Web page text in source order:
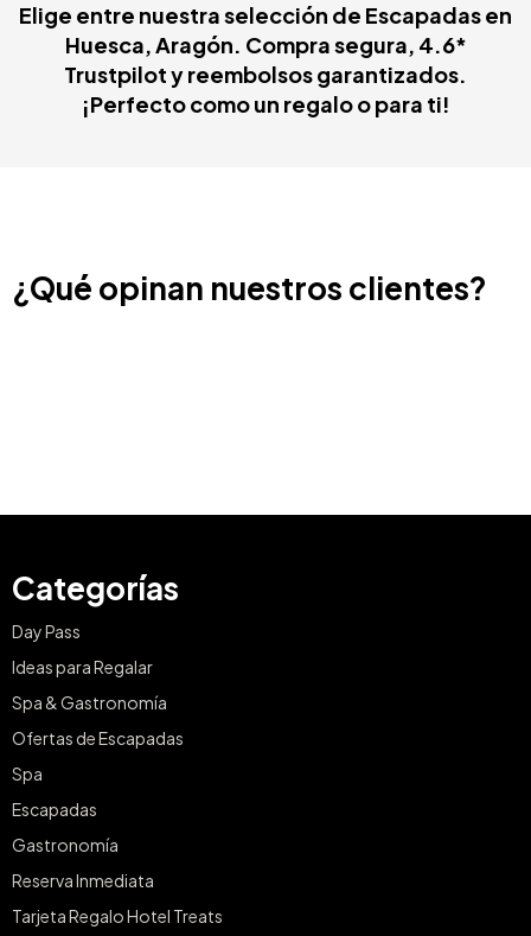
Elige entre nuestra selección de Escapadas en
Huesca, Aragón. Compra segura, 4.6*
Trustpilot y reembolsos garantizados.
¡Perfecto como un regalo o para ti!
¿Qué opinan nuestros clientes?
Categorías
Day Pass
Ideas para Regalar
Spa & Gastronomía
Ofertas de Escapadas
Spa
Escapadas
Gastronomía
Reserva Inmediata
Tarjeta Regalo Hotel Treats